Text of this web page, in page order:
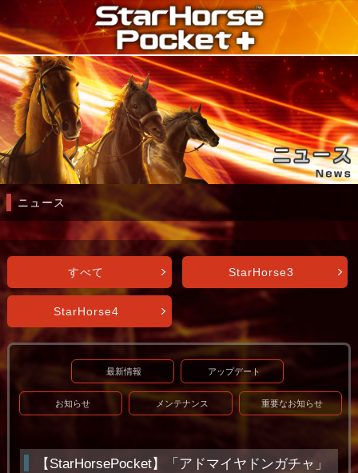
ニュース
すべて StarHorse3
StarHorse4
最新情報 アップデート
お知らせ メンテナンス 重要なお知らせ
【StarHorsePocket】「アドマイヤドンガチャ」